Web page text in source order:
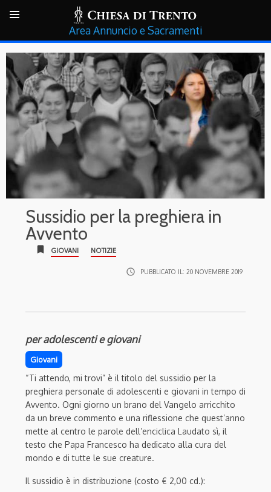
Annuncio e Sacramenti
Sussidio per la preghiera in
Avvento
bookmark GIOVANI NOTIZIE
access_time PUBBLICATO IL: 20 NOVEMBRE 2019
per adolescenti e giovani
Giovani
“Ti attendo, mi trovi” è il titolo del sussidio per la
preghiera personale di adolescenti e giovani in tempo di
Avvento. Ogni giorno un brano del Vangelo arricchito
da un breve commento e una riflessione che quest’anno
mette al centro le parole dell’enciclica Laudato sì, il
testo che Papa Francesco ha dedicato alla cura del
mondo e di tutte le sue creature.
Il sussidio è in distribuzione (costo € 2,00 cd.):